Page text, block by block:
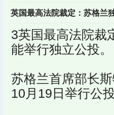
者
英国最高法院裁定：苏格兰
3英国最高法院裁
能举行独立公投。
苏格兰首席部长
10月19日举行公